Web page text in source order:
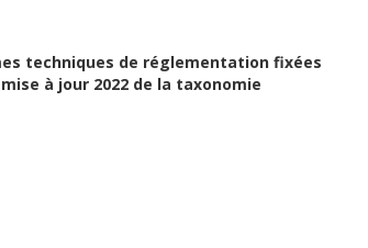
techniques de réglementation fixées
à jour 2022 de la taxonomie